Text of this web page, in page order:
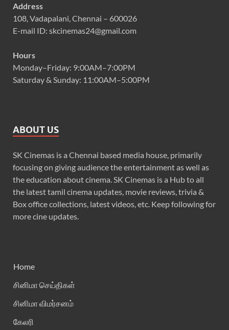
Address
108, Vadapalani, Chennai – 600026
E-mail ID: skcinemas24@gmail.com
Hours
Monday–Friday: 9:00AM–7:00PM
Saturday & Sunday: 11:00AM–5:00PM
ABOUT US
SK Cinemas is a Chennai based media house, primarily
focusing on giving audience the entertainment as well as
the education about cinema. SK Cinemas is a Hub to all
the latest tamil cinema updates, movie reviews, trivia &
Box office collections, latest videos, etc. Keep following for
more cine updates.
Home
சினிமா செய்திகள்
சினிமா விமர்சனம்
கேலரி